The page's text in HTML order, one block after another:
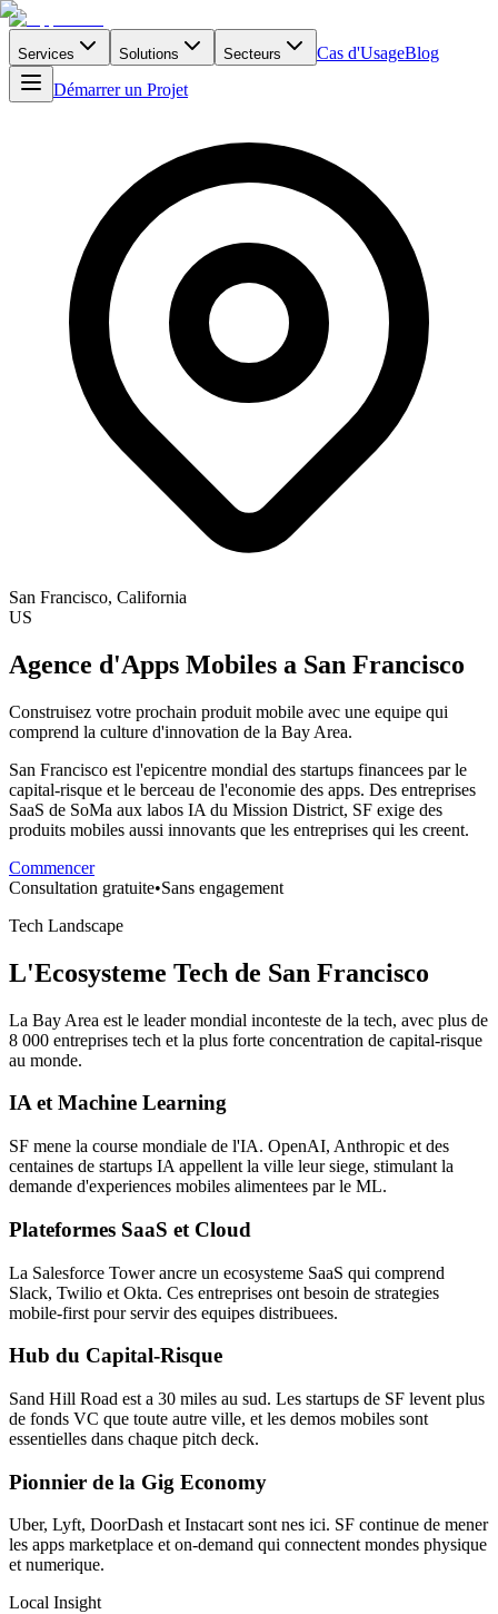
Services Solutions Secteurs Cas d'UsageBlog
Démarrer un Projet
San Francisco, California
US
Agence d'Apps Mobiles a San Francisco
Construisez votre prochain produit mobile avec une equipe qui
comprend la culture d'innovation de la Bay Area.
San Francisco est l'epicentre mondial des startups financees par le
capital-risque et le berceau de l'economie des apps. Des entreprises
SaaS de SoMa aux labos IA du Mission District, SF exige des
produits mobiles aussi innovants que les entreprises qui les creent.
Commencer
Consultation gratuite•Sans engagement
Tech Landscape
L'Ecosysteme Tech de San Francisco
La Bay Area est le leader mondial inconteste de la tech, avec plus de
8 000 entreprises tech et la plus forte concentration de capital-risque
au monde.
IA et Machine Learning
SF mene la course mondiale de l'IA. OpenAI, Anthropic et des
centaines de startups IA appellent la ville leur siege, stimulant la
demande d'experiences mobiles alimentees par le ML.
Plateformes SaaS et Cloud
La Salesforce Tower ancre un ecosysteme SaaS qui comprend
Slack, Twilio et Okta. Ces entreprises ont besoin de strategies
mobile-first pour servir des equipes distribuees.
Hub du Capital-Risque
Sand Hill Road est a 30 miles au sud. Les startups de SF levent plus
de fonds VC que toute autre ville, et les demos mobiles sont
essentielles dans chaque pitch deck.
Pionnier de la Gig Economy
Uber, Lyft, DoorDash et Instacart sont nes ici. SF continue de mener
les apps marketplace et on-demand qui connectent mondes physique
et numerique.
Local Insight